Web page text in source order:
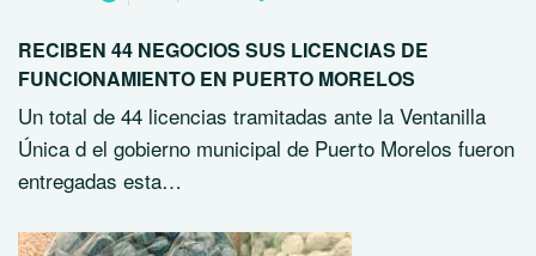
RECIBEN 44 NEGOCIOS SUS LICENCIAS DE
FUNCIONAMIENTO EN PUERTO MORELOS
Un total de 44 licencias tramitadas ante la Ventanilla
Única d el gobierno municipal de Puerto Morelos fueron
entregadas esta…